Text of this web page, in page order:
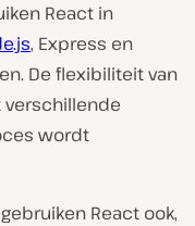
React in
, Express en
De flexibiliteit van
verschillende
wordt
React ook,